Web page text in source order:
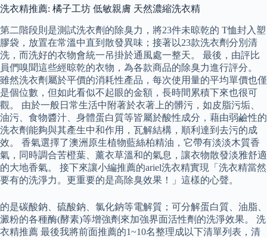
洗衣精推薦: 橘子工坊 低敏親膚 天然濃縮洗衣精
第二階段則是測試洗衣劑的除臭力，將23件未晾乾的 T恤封入塑
膠袋，放置在常溫中直到散發異味；接著以23款洗衣劑分別清
洗，而洗好的衣物會統一吊掛於通風處一整天。 最後，由評比
員們嗅聞這些經晾乾的衣物，為各款商品的除臭力進行評分。
雖然洗衣劑屬於平價的消耗性產品，每次使用量的平均單價也僅
是個位數，但如此看似不起眼的金額，長時間累積下來也很可
觀。 由於一般日常生活中附著於衣著上的髒污，如皮脂污垢、
油污、食物醬汁、身體蛋白質等皆屬於酸性成分，藉由弱鹼性的
洗衣劑能夠與其產生中和作用，瓦解結構，順利達到去污的成
效。 香氣選擇了澳洲原生植物藍絲柏精油，它帶有淡淡木質香
氣，同時調合苦橙葉、薰衣草溫和的氣息，讓衣物散發淡雅舒適
的大地香氣。 接下來讓小編推薦的ariel洗衣精實現「洗衣精當然
要有的洗淨力。更重要的是高除臭效果！」這樣的心聲。
的是碳酸鈉、硫酸鈉、氯化鈉等電解質；可分解蛋白質、油脂、
澱粉的各種酶(酵素)等增強劑來加強界面活性劑的洗淨效果。 洗
衣精推薦 最後我將前面推薦的1~10名整理成以下清單列表，清